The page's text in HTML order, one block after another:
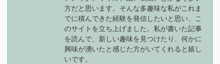
方だと思います。そんな多趣味な私がこれま
でに積んできた経験を発信したいと思い、こ
のサイトを立ち上げました。私が書いた記事
を読んで、新しい趣味を見つけたり、何かに
興味が湧いたと感じた方がいてくれると嬉し
いです。